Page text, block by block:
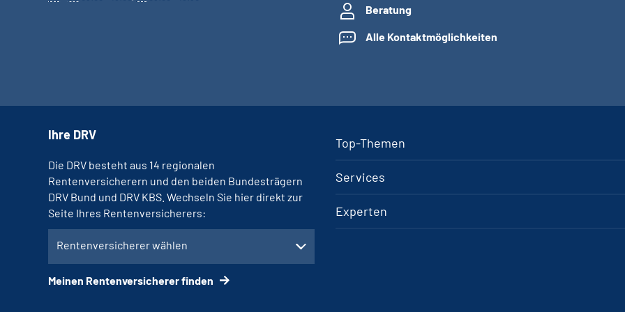
Beratung
Alle Kontaktmöglichkeiten
Top-Themen
Services
Experten
Ihre DRV
Die DRV besteht aus 14 regionalen
Rentenversicherern und den beiden Bundesträgern
DRV Bund und DRV KBS. Wechseln Sie hier direkt zur
Seite Ihres Rentenversicherers:
Rentenversicherer wählen
Meinen Rentenversicherer finden